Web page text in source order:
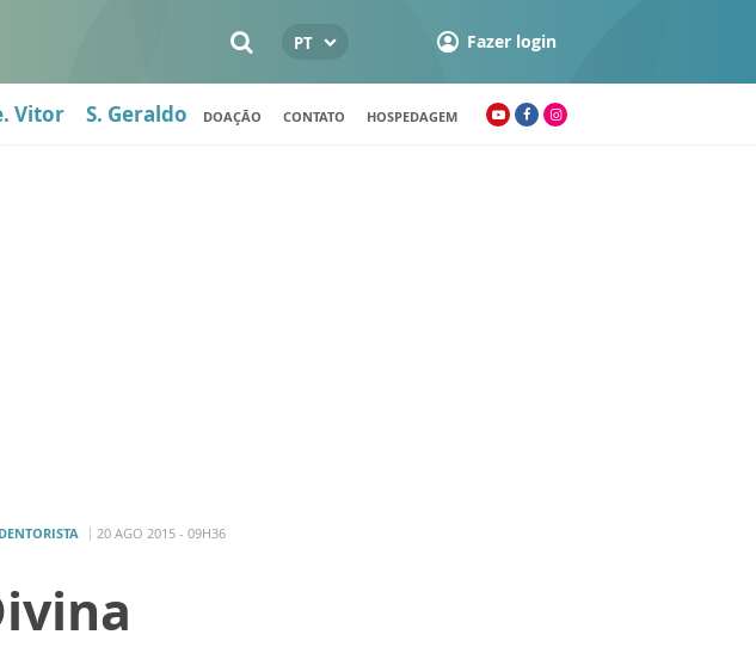
PT Fazer login
Vitor S. Geraldo DOAÇÃO CONTATO HOSPEDAGEM
20 AGO 2015 - 09H36